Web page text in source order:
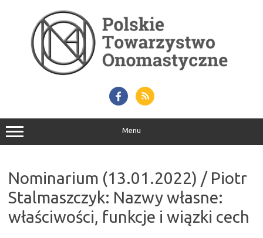
Menu
Nominarium (13.01.2022) / Piotr
Stalmaszczyk: Nazwy własne:
właściwości, funkcje i wiązki cech